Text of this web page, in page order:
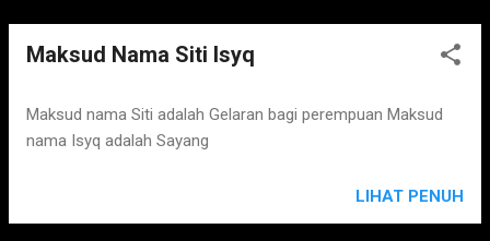
o
Maksud Nama Siti Isyq
Maksud nama Siti adalah Gelaran bagi perempuan Maksud
nama Isyq adalah Sayang
LIHAT PENUH